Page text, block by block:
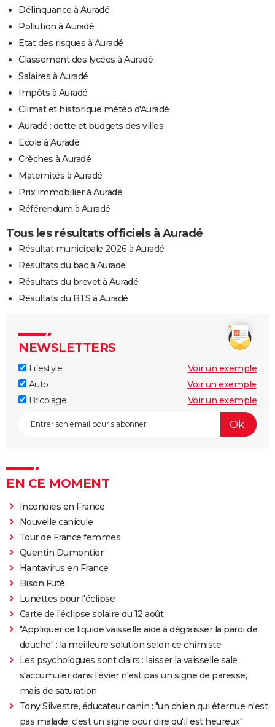
Délinquance à Auradé
Pollution à Auradé
Etat des risques à Auradé
Classement des lycées à Auradé
Salaires à Auradé
Impôts à Auradé
Climat et historique météo d'Auradé
Auradé : dette et budgets des villes
Ecole à Auradé
Crèches à Auradé
Maternités à Auradé
Prix immobilier à Auradé
Référendum à Auradé
Tous les résultats officiels à Auradé
Résultat municipale 2026 à Auradé
Résultats du bac à Auradé
Résultats du brevet à Auradé
Résultats du BTS à Auradé
NEWSLETTERS
Lifestyle
Voir un exemple
Auto
Voir un exemple
Bricolage
Voir un exemple
EN CE MOMENT
Incendies en France
Nouvelle canicule
Tour de France femmes
Quentin Dumontier
Hantavirus en France
Bison Futé
Lunettes pour l'éclipse
Carte de l'éclipse solaire du 12 août
"Appliquer ce liquide vaisselle aide à dégraisser la paroi de
douche" : la meilleure solution selon ce chimiste
Les psychologues sont clairs : laisser la vaisselle sale
s'accumuler dans l'évier n'est pas un signe de paresse,
mais de saturation
Tony Silvestre, éducateur canin : "un chien qui éternue n'est
pas malade, c'est un signe pour dire qu'il est heureux"